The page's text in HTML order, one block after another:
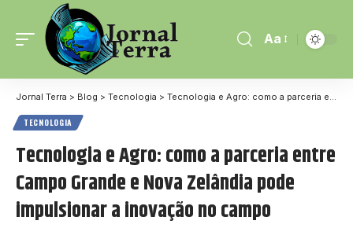
Aa
Jornal Terra > Blog > Tecnologia > Tecnologia e Agro: como a parceria entre Campo Grande e Nova Zelândia pode impulsionar a inovação no campo
TECNOLOGIA
Tecnologia e Agro: como a parceria entre
Campo Grande e Nova Zelândia pode
impulsionar a inovação no campo